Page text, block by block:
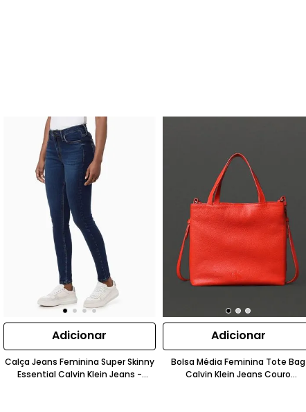
Adicionar
Calça Jeans Feminina Super Skinny
Essential Calvin Klein Jeans -
Adicionar
Bolsa Média Feminina Tote Bag
Calvin Klein Jeans Couro